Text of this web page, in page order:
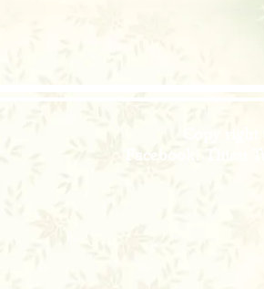
Copy
Facebook: Thien